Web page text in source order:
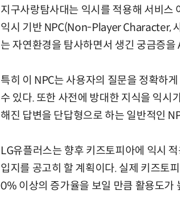
지구사랑탐사대는 익시를 적용해 서비스
익시 기반 NPC(Non-Player Character,
는 자연환경을 탐사하면서 생긴 궁금증
특히 이 NPC는 사용자의 질문을 정확하
수 있다. 또한 사전에 방대한 지식을 익시
해진 답변을 단답형으로 하는 일반적인
LG유플러스는 향후 키즈토피아에 익시
입지를 공고히 할 계획이다. 실제 키즈토
0% 이상의 증가율을 보일 만큼 활용도가